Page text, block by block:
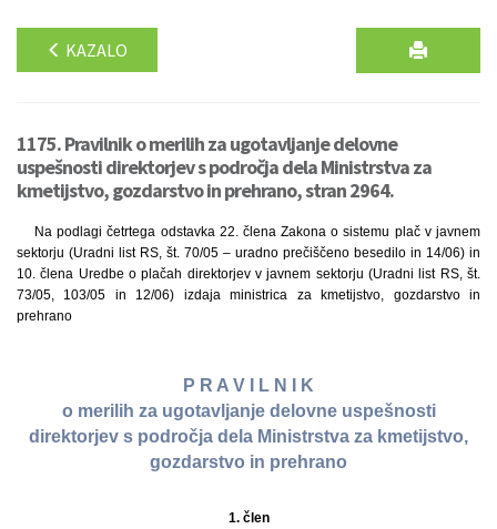
KAZALO
1175. Pravilnik o merilih za ugotavljanje delovne
uspešnosti direktorjev s področja dela Ministrstva za
kmetijstvo, gozdarstvo in prehrano, stran 2964.
Na podlagi četrtega odstavka 22. člena Zakona o sistemu plač v javnem
sektorju (Uradni list RS, št. 70/05 – uradno prečiščeno besedilo in 14/06) in
10. člena Uredbe o plačah direktorjev v javnem sektorju (Uradni list RS, št.
73/05, 103/05 in 12/06) izdaja ministrica za kmetijstvo, gozdarstvo in
prehrano
P R A V I L N I K
o merilih za ugotavljanje delovne uspešnosti
direktorjev s področja dela Ministrstva za kmetijstvo,
gozdarstvo in prehrano
1. člen